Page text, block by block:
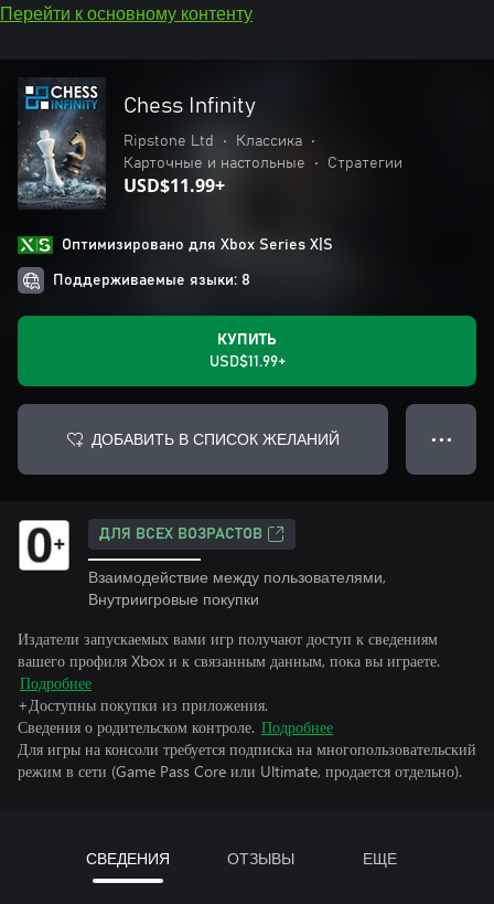
Перейти к основному контенту
Chess Infinity
Ripstone Ltd • Классика
•
Карточные и настольные
• Стратегии
USD$11.99+
Оптимизировано для Xbox Series X|S
Поддерживаемые языки: 8
КУПИТЬ
USD$11.99+
ДОБАВИТЬ В СПИСОК ЖЕЛАНИЙ ● ● ●
ДЛЯ ВСЕХ ВОЗРАСТОВ
Взаимодействие между пользователями,
Внутриигровые покупки
Издатели запускаемых вами игр получают доступ к сведениям
вашего профиля Xbox и к связанным данным, пока вы играете.
Подробнее
+Доступны покупки из приложения.
Сведения о родительском контроле. Подробнее
Для игры на консоли требуется подписка на многопользовательский
режим в сети (Game Pass Core или Ultimate, продается отдельно).
СВЕДЕНИЯ ОТЗЫВЫ ЕЩЕ